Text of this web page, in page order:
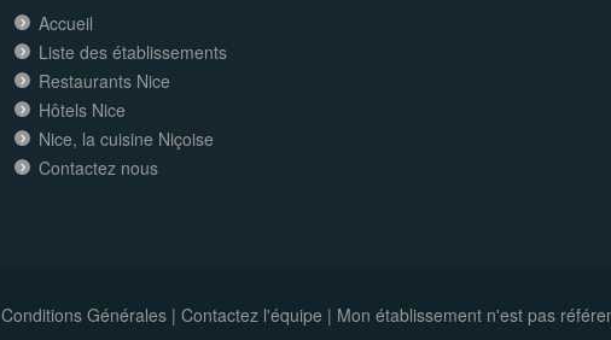
Accueil
Liste des établissements
Restaurants Nice
Hôtels Nice
Nice, la cuisine Niçoise
Contactez nous
Conditions Générales| Contactez l'équipe | Mon établissement n'est pas